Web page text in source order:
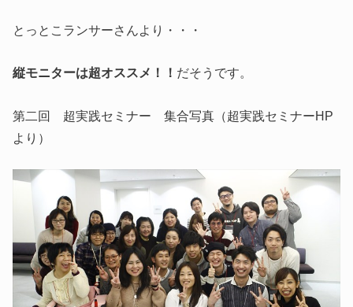
とっとこランサーさんより・・・
縦モニターは超オススメ！！ だそうです。
第二回 超実践セミナー 集合写真（超実践セミナーHP
より）